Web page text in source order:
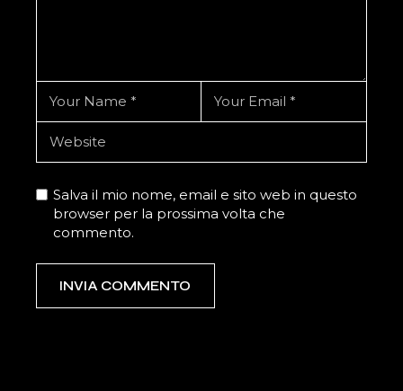
Salva il mio nome, email e sito web in questo
browser per la prossima volta che
commento.
INVIA COMMENTO